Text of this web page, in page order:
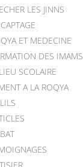
LES JINNS
ET MEDECINE
DES IMAMS
SCOLAIRE
A LA ROQYA